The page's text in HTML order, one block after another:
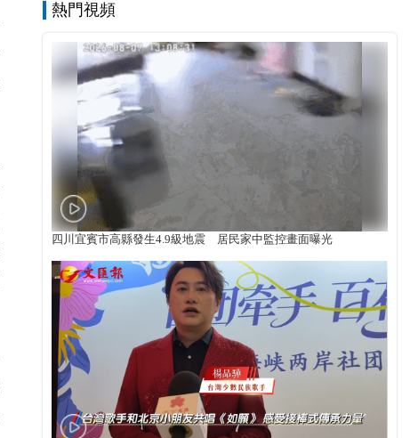
熱門視頻
四川宜賓市高縣發生4.9級地震 居民家中監控畫面曝光